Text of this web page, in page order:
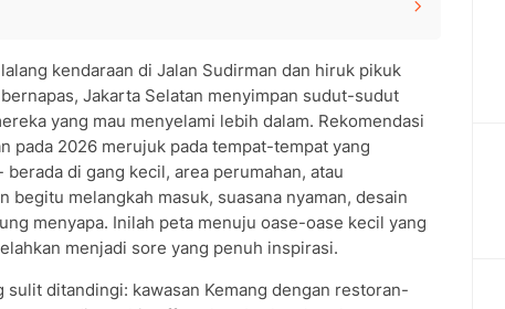
Ghibli di Cipete
Tengah Cilandak
Purut
Tropis di Tengah Gedung SCBD
Gelap 50 Meter untuk Secangkir Kopi
di Jalan Tulodong
Santai
Ramah Segala Usia
kendaraan di Jalan Sudirman dan hiruk pikuk
Jakarta Selatan menyimpan sudut-sudut
yang mau menyelami lebih dalam. Rekomendasi
pada 2026 merujuk pada tempat-tempat yang
di gang kecil, area perumahan, atau
melangkah masuk, suasana nyaman, desain
menyapa. Inilah peta menuju oase-oase kecil yang
menjadi sore yang penuh inspirasi.
ditandingi: kawasan Kemang dengan restoran-